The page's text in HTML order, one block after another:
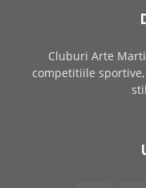
Cluburi Arte
competitiile